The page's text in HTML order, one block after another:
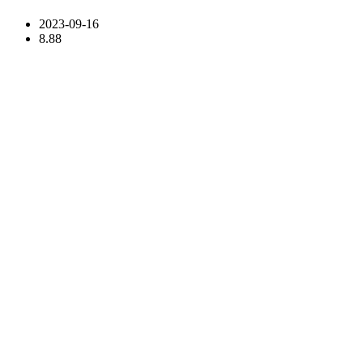
2023-09-16
8.88